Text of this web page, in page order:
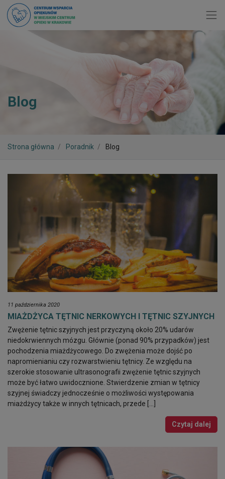
Blog
Strona główna Poradnik Blog
11 października 2020
MIAŻDŻYCA TĘTNIC NERKOWYCH I TĘTNIC SZYJNYCH
Zwężenie tętnic szyjnych jest przyczyną około 20% udarów
niedokrwiennych mózgu. Głównie (ponad 90% przypadków) jest
pochodzenia miażdżycowego. Do zwężenia może dojść po
napromienianiu czy rozwarstwieniu tętnicy. Ze względu na
szerokie stosowanie ultrasonografii zwężenie tętnic szyjnych
może być łatwo uwidocznione. Stwierdzenie zmian w tętnicy
szyjnej świadczy jednocześnie o możliwości występowania
miażdżycy także w innych tętnicach, przede […]
Czytaj dalej